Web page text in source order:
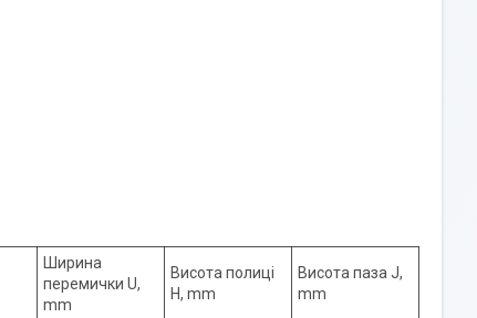
Ширина
перемички U,
mm
Висота полиці
H, mm
Висота паза J,
mm